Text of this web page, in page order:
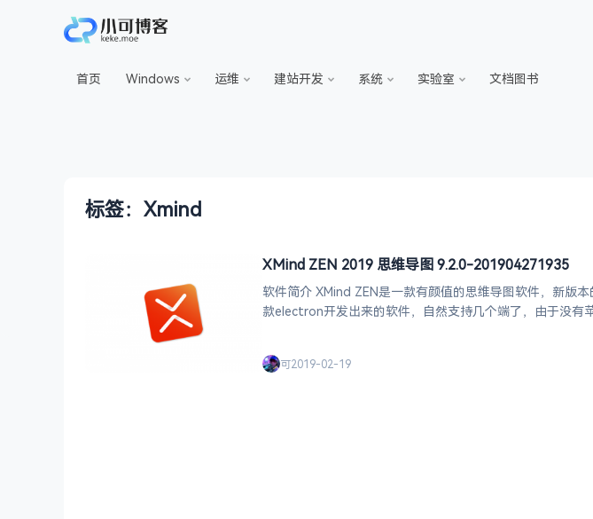
首页 Windows 运维 建站开发 系统 实验室 文档图书
标签：Xmind
XMind ZEN 2019 思维导图 9.2.0-201904271935
软件简介 XMind ZEN是一款有颜值的思维导图软件，新版
款electron开发出来的软件，自然支持几个端了，由于没有
可2019-02-19